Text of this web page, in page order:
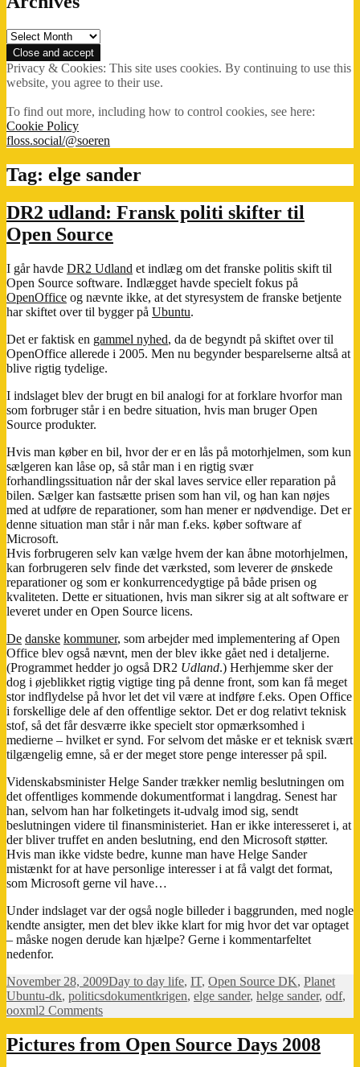
Archives
Privacy & Cookies: This site uses cookies. By continuing to use this
website, you agree to their use.
To find out more, including how to control cookies, see here:
Cookie Policy
floss.social/@soeren
Tag: elge sander
DR2 udland: Fransk politi skifter til
Open Source
I går havde DR2 Udland et indlæg om det franske politis skift til
Open Source software. Indlægget havde specielt fokus på
OpenOffice og nævnte ikke, at det styresystem de franske betjente
har skiftet over til bygger på Ubuntu.
Det er faktisk en gammel nyhed, da de begyndt på skiftet over til
OpenOffice allerede i 2005. Men nu begynder besparelserne altså at
blive rigtig tydelige.
I indslaget blev der brugt en bil analogi for at forklare hvorfor man
som forbruger står i en bedre situation, hvis man bruger Open
Source produkter.
Hvis man køber en bil, hvor der er en lås på motorhjelmen, som kun
sælgeren kan låse op, så står man i en rigtig svær
forhandlingssituation når der skal laves service eller reparation på
bilen. Sælger kan fastsætte prisen som han vil, og han kan nøjes
med at udføre de reparationer, som han mener er nødvendige. Det er
denne situation man står i når man f.eks. køber software af
Microsoft.
Hvis forbrugeren selv kan vælge hvem der kan åbne motorhjelmen,
kan forbrugeren selv finde det værksted, som leverer de ønskede
reparationer og som er konkurrencedygtige på både prisen og
kvaliteten. Dette er situationen, hvis man sikrer sig at alt software er
leveret under en Open Source licens.
De danske kommuner, som arbejder med implementering af Open
Office blev også nævnt, men der blev ikke gået ned i detaljerne.
(Programmet hedder jo også DR2 Udland.) Herhjemme sker der
dog i øjeblikket rigtig vigtige ting på denne front, som kan få meget
stor indflydelse på hvor let det vil være at indføre f.eks. Open Office
i forskellige dele af den offentlige sektor. Det er dog relativt teknisk
stof, så det får desværre ikke specielt stor opmærksomhed i
medierne – hvilket er synd. For selvom det måske er et teknisk svært
tilgængelig emne, så er der meget store penge interesser på spil.
Videnskabsminister Helge Sander trækker nemlig beslutningen om
det offentliges kommende dokumentformat i langdrag. Senest har
han, selvom han har folketingets it-udvalg imod sig, sendt
beslutningen videre til finansministeriet. Han er ikke interesseret i, at
der bliver truffet en anden beslutning, end den Microsoft støtter.
Hvis man ikke vidste bedre, kunne man have Helge Sander
mistænkt for at have personlige interesser i at få valgt det format,
som Microsoft gerne vil have…
Under indslaget var der også nogle billeder i baggrunden, med nogle
kendte ansigter, men det blev ikke klart for mig hvor det var optaget
– måske nogen derude kan hjælpe? Gerne i kommentarfeltet
nedenfor.
Posted
on
November 28, 2009Categories
Day to day life, IT, Open Source DK, Planet
Ubuntu-dk, politicsTags
dokumentkrigen, elge sander, helge sander, odf,
ooxml2 Commentson
udland:
Fransk
Pictures from Open Source Days 2008